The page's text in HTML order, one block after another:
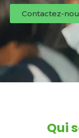
Contactez-
Qui